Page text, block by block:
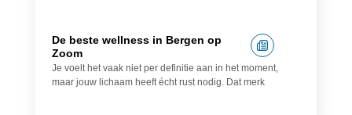
De beste wellness in Bergen op
Zoom
Je voelt het vaak niet per definitie aan in het moment,
maar jouw lichaam heeft écht rust nodig. Dat merk